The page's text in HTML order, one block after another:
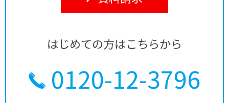
はじめての方はこちらから
0120-12-3796